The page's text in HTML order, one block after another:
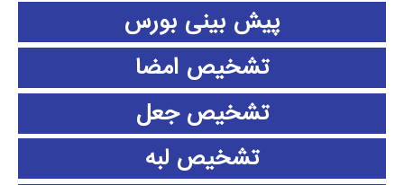
پیش بینی بورس
تشخیص امضا
تشخیص جعل
تشخیص لبه